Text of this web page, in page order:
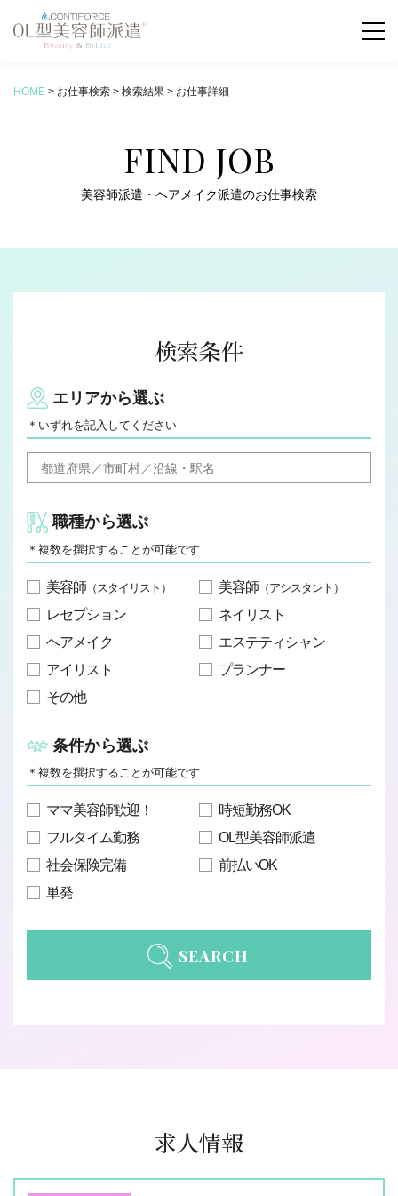
COLUMN
新着コラム
OL型美容師派遣とは
SERVICE
FLOW
JOB REPORT
Q&A
HOME > お仕事検索 > 検索結果 > お仕事詳細
FIND JOB
美容師派遣・ヘアメイク派遣のお仕事検索
検索条件
エリアから選ぶ
＊いずれを記入してください
職種から選ぶ
＊複数を撰択することが可能です
美容師 （スタイリスト） 美容師 （アシスタント）
レセプション
ネイリスト
ヘアメイク
エステティシャン
アイリスト
プランナー
その他
条件から選ぶ
＊複数を撰択することが可能です
ママ美容師歓迎！
時短勤務OK
フルタイム勤務
OL型美容師派遣
社会保険完備
前払いOK
単発
SEARCH
求人情報